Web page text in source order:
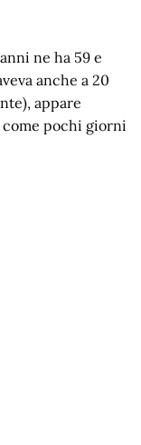
ne ha 59 e
anche a 20
appare
pochi giorni